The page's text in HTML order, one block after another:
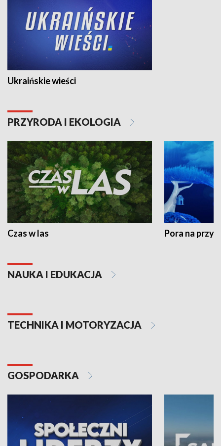
Ukraińskie wieści
PRZYRODA I EKOLOGIA
Czas w las Pora na
NAUKA I EDUKACJA
TECHNIKA I MOTORYZACJA
GOSPODARKA